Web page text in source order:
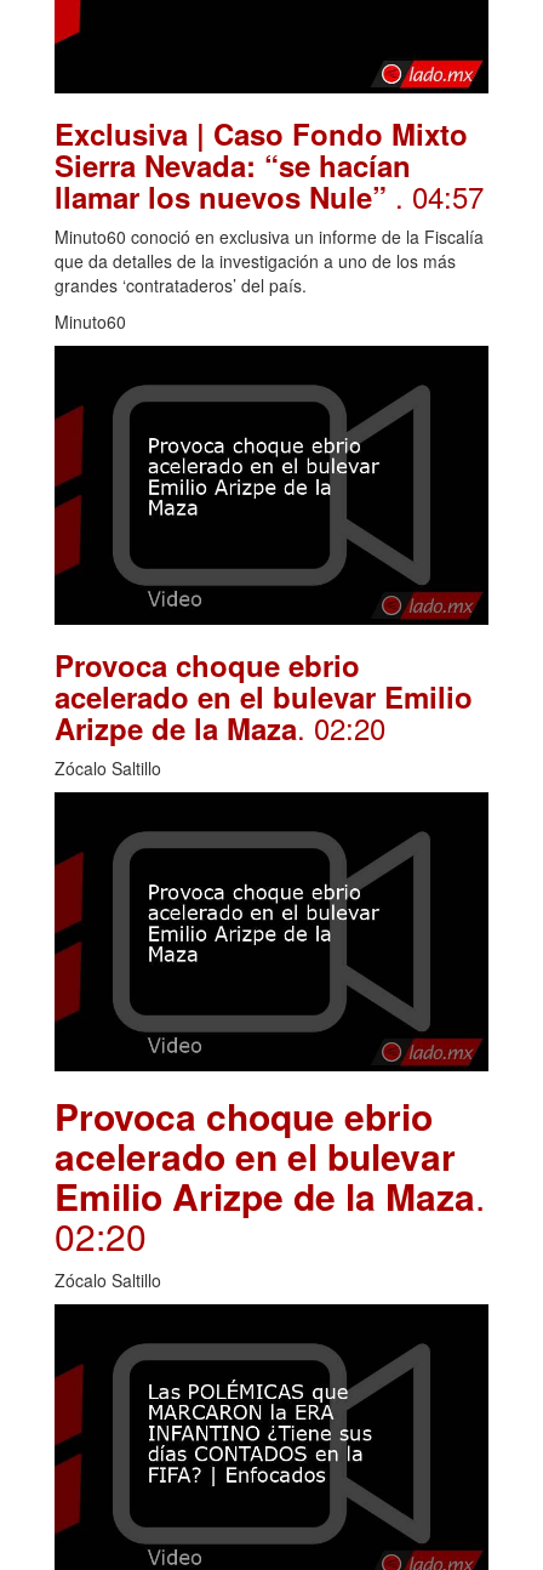
Exclusiva | Caso Fondo Mixto
Sierra Nevada: “se hacían
llamar los nuevos Nule” . 04:57
Minuto60 conoció en exclusiva un informe de la Fiscalía
que da detalles de la investigación a uno de los más
grandes ‘contrataderos’ del país.
Minuto60
Provoca choque ebrio
acelerado en el bulevar Emilio
Arizpe de la Maza. 02:20
Zócalo Saltillo
Provoca choque ebrio
acelerado en el bulevar
Emilio Arizpe de la Maza.
02:20
Zócalo Saltillo